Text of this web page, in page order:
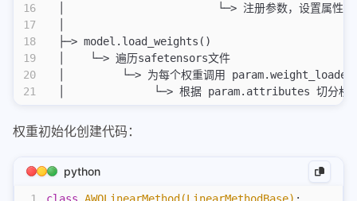
16
17
18
19
20
21
  │                        └─> 注册参数，设置属性
  ├─> model.load_weights()
  │    └─> 遍历safetensors文件
│         └─> 为每个权重调用
│              └─> 根据 param.attributes 切分权
权重初始化创建代码：
python
1 class AWQLinearMethod(LinearMethodBase) :